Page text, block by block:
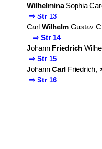
WilhelminaSophia
⇒ Str 13
Carl Wilhelm Gustav
⇒ Str 14
Johann Friedrich
⇒ Str 15
Johann Carl Friedrich,
⇒ Str 16